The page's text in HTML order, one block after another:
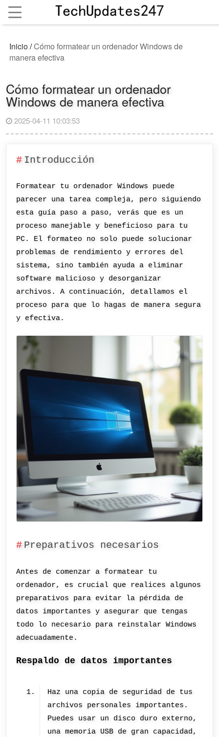
Inicio/Cómo formatear un ordenador Windows de
manera efectiva
Cómo formatear un ordenador
Windows de manera efectiva
2025-04-11 10:03:53
Introducción
Formatear tu ordenador Windows puede
parecer una tarea compleja, pero siguiendo
esta guía paso a paso, verás que es un
proceso manejable y beneficioso para tu
PC. El formateo no solo puede solucionar
problemas de rendimiento y errores del
sistema, sino también ayuda a eliminar
software malicioso y desorganizar
archivos. A continuación, detallamos el
proceso para que lo hagas de manera segura
y efectiva.
Preparativos necesarios
Antes de comenzar a formatear tu
ordenador, es crucial que realices algunos
preparativos para evitar la pérdida de
datos importantes y asegurar que tengas
todo lo necesario para reinstalar Windows
adecuadamente.
Respaldo de datos importantes
Haz una copia de seguridad de tus
archivos personales importantes.
Puedes usar un disco duro externo,
una memoria USB de gran capacidad,